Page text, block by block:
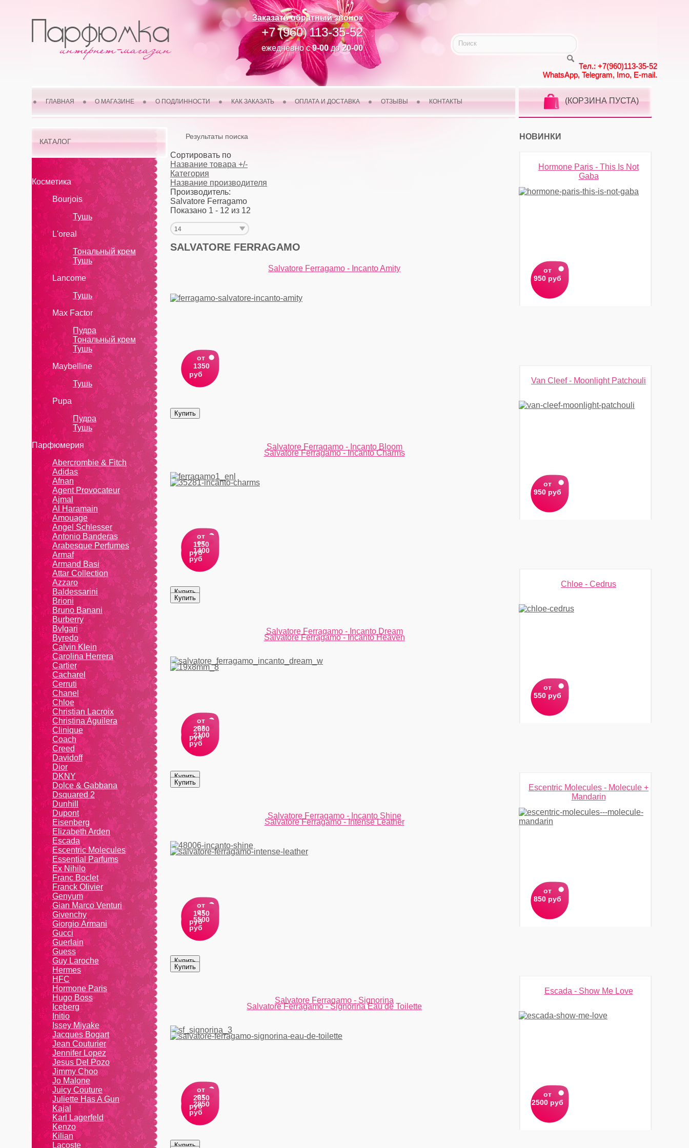
Заказать обратный звонок
+7 (960)113-35-52
ежедневно с9-00до20-00
Тел.: +7(960)113-35-52
WhatsApp, Telegram, Imo, E-mail.
ГЛАВНАЯ О МАГАЗИНЕ О ПОДЛИННОСТИ КАК ЗАКАЗАТЬ ОПЛАТА И ДОСТАВКА ОТЗЫВЫ КОНТАКТЫ (КОРЗИНА ПУСТА)
КАТАЛОГ
Косметика
Bourjois
Тушь
L'oreal
Тональный крем
Тушь
Lanсоmе
Тушь
Max Factor
Пудра
Тональный крем
Тушь
Maybelline
Тушь
Pupa
Пудра
Тушь
Парфюмерия
Abercrombie & Fitch
Adidas
Afnan
Agent Provocateur
Ajmal
Al Haramain
Amouage
Angel Schlesser
Antonio Banderas
Arabesque Perfumes
Armaf
Armand Basi
Attar Collection
Azzaro
Baldessarini
Brioni
Bruno Banani
Burberry
Bvlgari
Byredo
Calvin Klein
Carolina Herrera
Cartier
Caсhаrеl
Cerruti
Chanel
Chloe
Christian Lacroix
Christina Aguilera
Cliniquе
Coach
Creed
Davidoff
Dior
DKNY
Dolce & Gabbana
Dsquared 2
Dunhill
Dupont
Eisenberg
Elizabeth Arden
Escada
Escentric Molecules
Essential Parfums
Ex Nihilo
Franc Boclet
Franck Olivier
Genyum
Gian Marco Venturi
Givenchy
Giоrgio Аrmаni
Gucci
Guerlain
Guess
Guy Laroche
Hermes
HFC
Hormone Paris
Hugo Boss
Iceberg
Initio
Issey Miyake
Jacques Bogart
Jean Couturier
Jennifer Lopez
Jesus Del Pozo
Jimmy Choo
Jo Malone
Juicy Couture
Juliette Has A Gun
Kajal
Karl Lagerfeld
Kenzo
Kiliаn
Lacoste
Результаты поиска
Сортировать по
Название товара +/-
Категория
Название производителя
Производитель:
Salvatore Ferragamo
Показано 1 - 12 из 12
14
SALVATORE FERRAGAMO
Salvatore Ferragamo - Incanto Amity
от
1350
руб
Salvatore Ferragamo - Incanto Bloom
от
1150
руб
Salvatore Ferragamo - Incanto Charms
от
1400
руб
Salvatore Ferragamo - Incanto Dream
от
2600
руб
Salvatore Ferragamo - Incanto Heaven
от
2100
руб
Salvatore Ferragamo - Incanto Shine
от
1450
руб
Salvatore Ferragamo - Intense Leather
от
5500
руб
Salvatore Ferragamo - Signorina
от
2650
руб
Salvatore Ferragamo - Signorina Eau de Toilette
от
2850
руб
НОВИНКИ
Hormone Paris - This Is Not
Gaba
от
950 руб
Van Cleef - Moonlight Patchouli
от
950 руб
Chloe - Cedrus
от
550 руб
Escentric Molecules - Molecule +
Mandarin
от
850 руб
Escada - Show Me Love
от
2500 руб